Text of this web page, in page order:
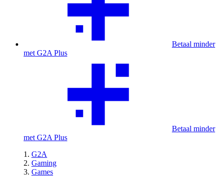
Betaal minder
met G2A Plus
Betaal minder
met G2A Plus
G2A
Gaming
Games